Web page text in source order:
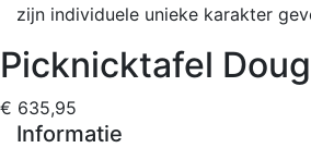
zijn individuele unieke karakter
Picknicktafel
€ 635,95
Informatie